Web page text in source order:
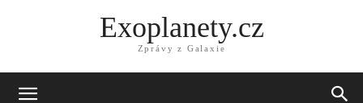
Exoplanety.cz
Zprávy z Galaxie